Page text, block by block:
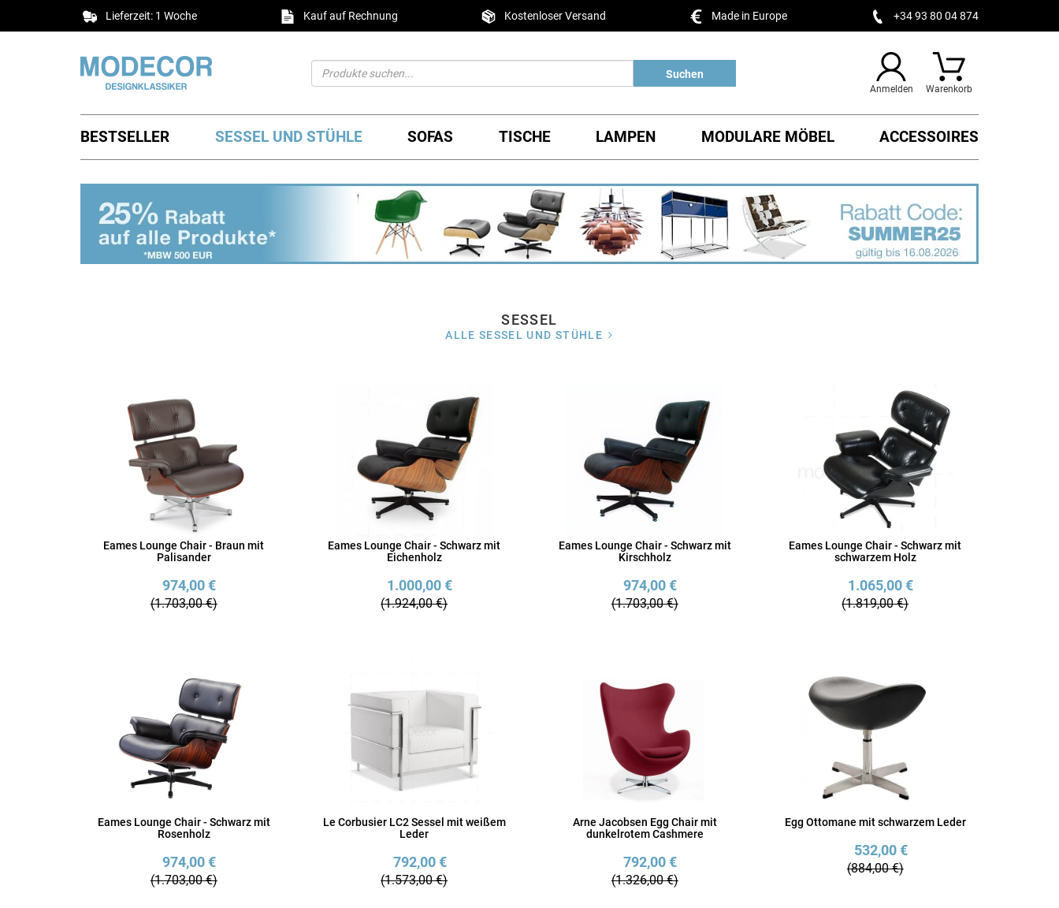
Lieferzeit: 1 Woche Kauf auf Rechnung Kostenloser Versand Made in Europe +34 93 80 04 874
Suchen
Anmelden Warenkorb
BESTSELLER SESSEL UND STÜHLE SOFAS TISCHE LAMPEN MODULARE MÖBEL ACCESSOIRES
SESSEL
ALLE SESSEL UND STÜHLE
Eames Lounge Chair - Braun mit
Palisander
974,00 €
(1.703,00 €)
Eames Lounge Chair - Schwarz mit
Eichenholz
1.000,00 €
(1.924,00 €)
Eames Lounge Chair - Schwarz mit
Kirschholz
974,00 €
(1.703,00 €)
Eames Lounge Chair - Schwarz mit
schwarzem Holz
1.065,00 €
(1.819,00 €)
Eames Lounge Chair - Schwarz mit
Rosenholz
974,00 €
(1.703,00 €)
Le Corbusier LC2 Sessel mit weißem
Leder
792,00 €
(1.573,00 €)
Arne Jacobsen Egg Chair mit
dunkelrotem Cashmere
792,00 €
(1.326,00 €)
Egg Ottomane mit schwarzem Leder
532,00 €
(884,00 €)